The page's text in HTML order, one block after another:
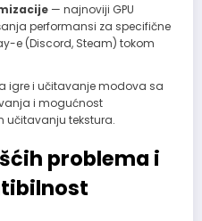
— najnoviji GPU
performansi za specifične
e (Discord, Steam) tokom
igre i učitavanje modova sa
i mogućnost
učitavanju tekstura.
problema i